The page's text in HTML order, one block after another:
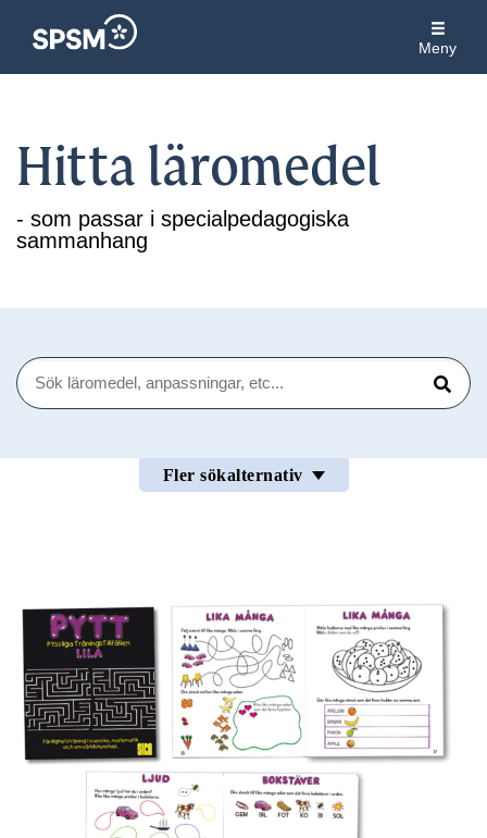
Meny
Hitta läromedel
- som passar i specialpedagogiska
sammanhang
Sök
Sök
Fler sökalternativ